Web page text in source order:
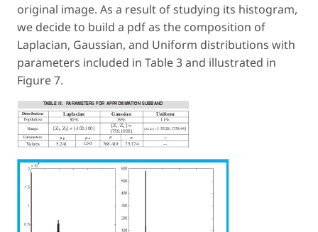
original image. As a result of studying its histogram,
we decide to build a pdf as the composition of
Laplacian, Gaussian, and Uniform distributions with
parameters included in Table 3 and illustrated in
Figure 7.